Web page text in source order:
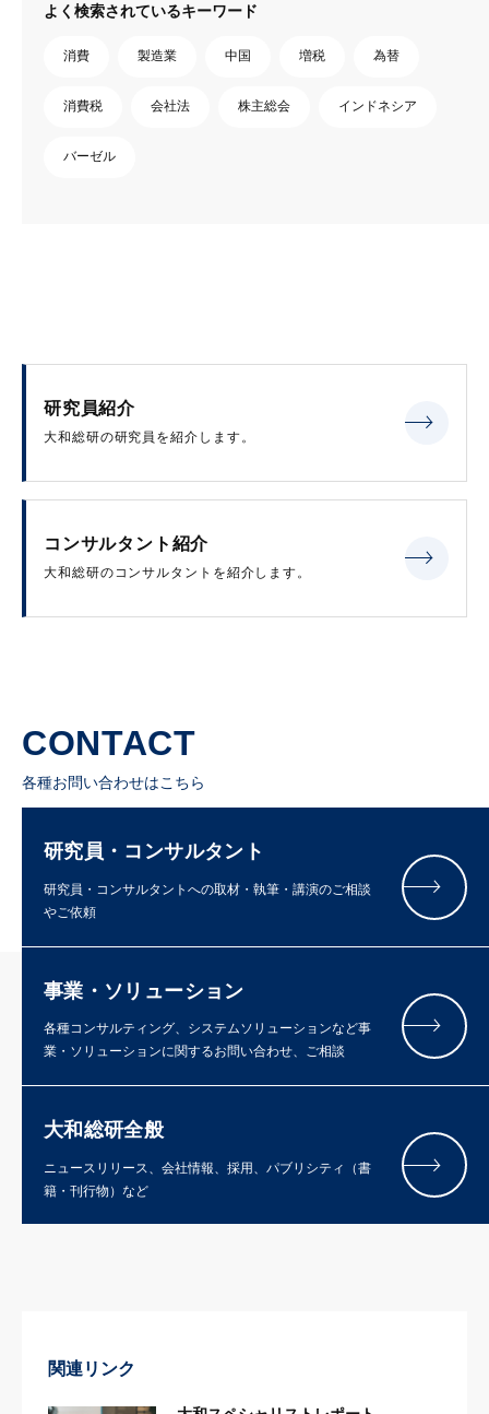
よく検索されているキーワード
消費 製造業 中国 増税 為替
消費税 会社法 株主総会 インドネシア
バーゼル
研究員紹介
大和総研の研究員を紹介します。
コンサルタント紹介
大和総研のコンサルタントを紹介します。
CONTACT
各種お問い合わせはこちら
研究員・コンサルタント
研究員・コンサルタントへの取材・執筆・講演のご相談
やご依頼
事業・ソリューション
各種コンサルティング、システムソリューションなど事
業・ソリューションに関するお問い合わせ、ご相談
大和総研全般
ニュースリリース、会社情報、採用、パブリシティ（書
籍・刊行物）など
関連リンク